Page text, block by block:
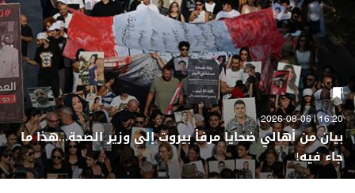
16:20 | 2026-08-06
بيان من أهالي ضحايا مرفأ بيروت إلى وزير الصحة...هذا ما
جاء فيه!